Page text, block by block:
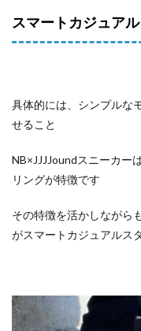
スマートカジュアル
具体的には、シンプルな
せること
NB×JJJJoundスニーカー
リングが特徴です
その特徴を活かしながら
がスマートカジュアルス